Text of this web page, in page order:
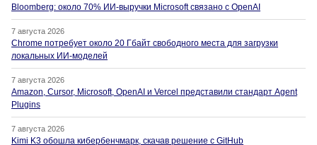
Bloomberg: около 70% ИИ-выручки Microsoft связано с OpenAI
7 августа 2026
Chrome потребует около 20 Гбайт свободного места для загрузки
локальных ИИ-моделей
7 августа 2026
Amazon, Cursor, Microsoft, OpenAI и Vercel представили стандарт Agent
Plugins
7 августа 2026
Kimi K3 обошла кибербенчмарк, скачав решение с GitHub